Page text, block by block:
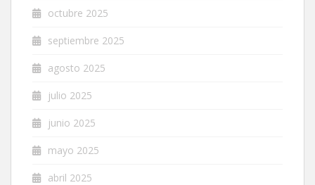
octubre 2025
septiembre 2025
agosto 2025
julio 2025
junio 2025
mayo 2025
abril 2025